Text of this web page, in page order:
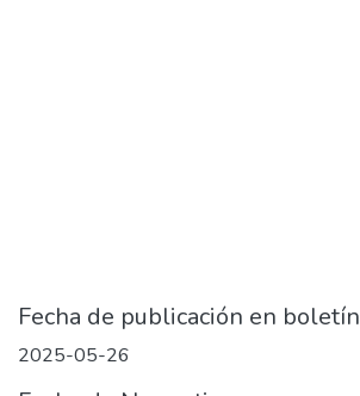
Fecha de publicación en boletín
2025-05-26